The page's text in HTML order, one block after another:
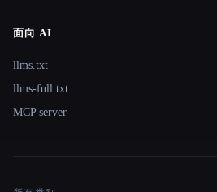
面向 AI
llms.txt
llms-full.txt
MCP server